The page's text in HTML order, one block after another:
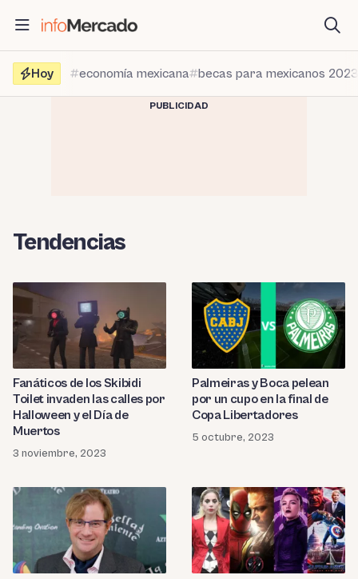
contenido
Hoy
economía mexicana becas para mexicanos 2023
PUBLICIDAD
Tendencias
Fanáticos de los Skibidi
Toilet invaden las calles por
Halloween y el Día de
Muertos
3 noviembre, 2023
Palmeiras y Boca pelean
por un cupo en la final de
Copa Libertadores
5 octubre, 2023